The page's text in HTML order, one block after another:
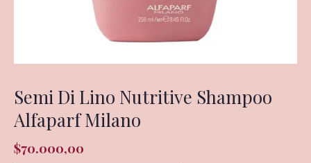
Semi Di Lino Nutritive Shampoo
Alfaparf Milano
$70.000,00